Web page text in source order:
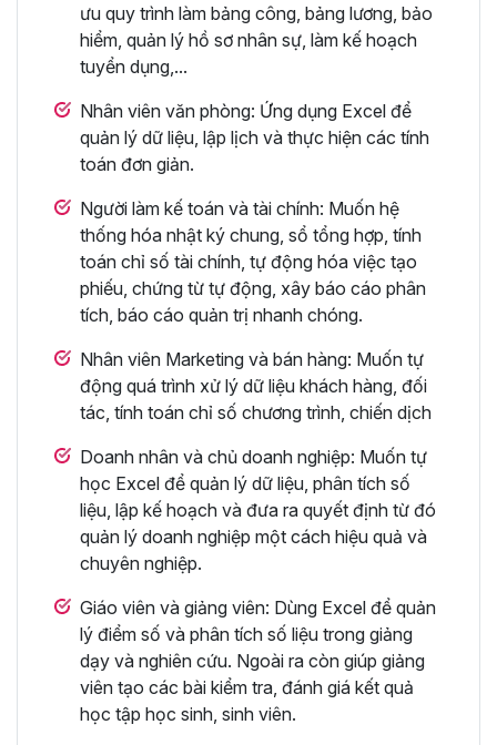
ưu quy trình làm bảng công, bảng lương, bảo
hiểm, quản lý hồ sơ nhân sự, làm kế hoạch
tuyển dụng,...
Nhân viên văn phòng: Ứng dụng Excel để
quản lý dữ liệu, lập lịch và thực hiện các tính
toán đơn giản.
Người làm kế toán và tài chính: Muốn hệ
thống hóa nhật ký chung, sổ tổng hợp, tính
toán chỉ số tài chính, tự động hóa việc tạo
phiếu, chứng từ tự động, xây báo cáo phân
tích, báo cáo quản trị nhanh chóng.
Nhân viên Marketing và bán hàng: Muốn tự
động quá trình xử lý dữ liệu khách hàng, đối
tác, tính toán chỉ số chương trình, chiến dịch
Doanh nhân và chủ doanh nghiệp: Muốn tự
học Excel để quản lý dữ liệu, phân tích số
liệu, lập kế hoạch và đưa ra quyết định từ đó
quản lý doanh nghiệp một cách hiệu quả và
chuyên nghiệp.
Giáo viên và giảng viên: Dùng Excel để quản
lý điểm số và phân tích số liệu trong giảng
dạy và nghiên cứu. Ngoài ra còn giúp giảng
viên tạo các bài kiểm tra, đánh giá kết quả
học tập học sinh, sinh viên.